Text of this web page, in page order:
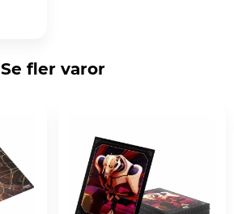
Se fler varor